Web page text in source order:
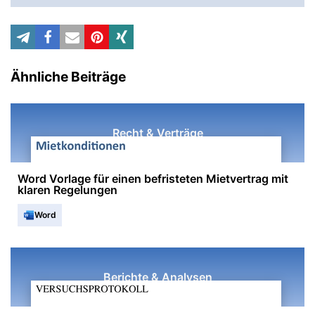
Ähnliche Beiträge
Recht & Verträge
Word Vorlage für einen befristeten Mietvertrag mit
klaren Regelungen
Word
Berichte & Analysen